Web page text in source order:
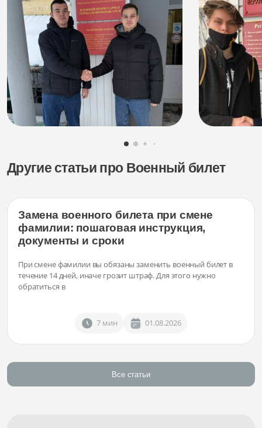
Другие статьи про Военный билет
Замена военного билета при смене
фамилии: пошаговая инструкция,
документы и сроки
При смене фамилии вы обязаны заменить военный билет в
течение 14 дней, иначе грозит штраф. Для этого нужно
обратиться в
7 мин 01.08.2026
Все статьи